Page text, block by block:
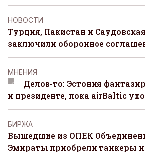
НОВОСТИ
Турция, Пакистан и
заключили оборонное
MНЕНИЯ
Делов-то: Эстония
и президенте, пока airBaltic
БИРЖА
Вышедшие из ОПЕК
Эмираты приобрели танкеры